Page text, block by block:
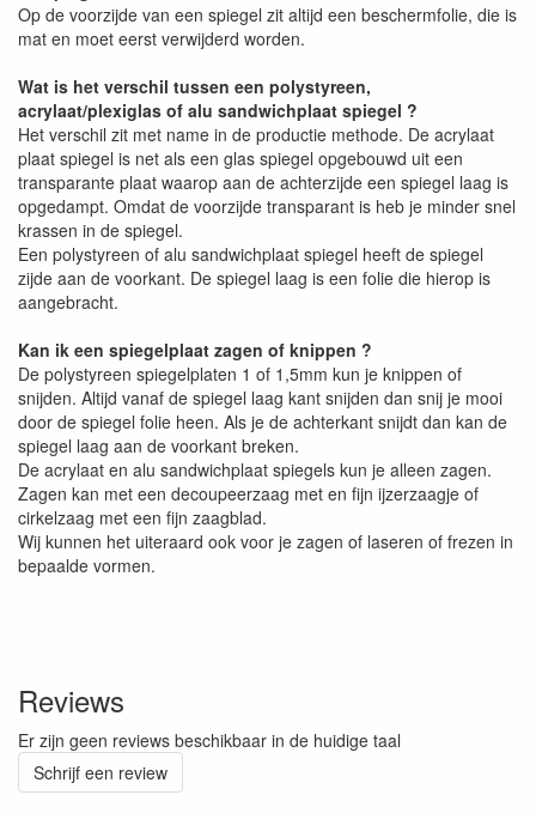
Op de voorzijde van een spiegel zit altijd een beschermfolie, die is
mat en moet eerst verwijderd worden.
Wat is het verschil tussen een polystyreen,
acrylaat/plexiglas of alu sandwichplaat spiegel ?
Het verschil zit met name in de productie methode. De acrylaat
plaat spiegel is net als een glas spiegel opgebouwd uit een
transparante plaat waarop aan de achterzijde een spiegel laag is
opgedampt. Omdat de voorzijde transparant is heb je minder snel
krassen in de spiegel.
Een polystyreen of alu sandwichplaat spiegel heeft de spiegel
zijde aan de voorkant. De spiegel laag is een folie die hierop is
aangebracht.
Kan ik een spiegelplaat zagen of knippen ?
De polystyreen spiegelplaten 1 of 1,5mm kun je knippen of
snijden. Altijd vanaf de spiegel laag kant snijden dan snij je mooi
door de spiegel folie heen. Als je de achterkant snijdt dan kan de
spiegel laag aan de voorkant breken.
De acrylaat en alu sandwichplaat spiegels kun je alleen zagen.
Zagen kan met een decoupeerzaag met en fijn ijzerzaagje of
cirkelzaag met een fijn zaagblad.
Wij kunnen het uiteraard ook voor je zagen of laseren of frezen in
bepaalde vormen.
Reviews
Er zijn geen reviews beschikbaar in de huidige taal
Schrijf een review